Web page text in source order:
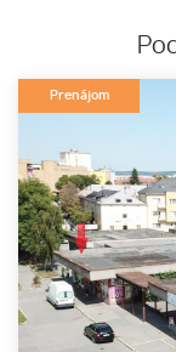
Prenájom